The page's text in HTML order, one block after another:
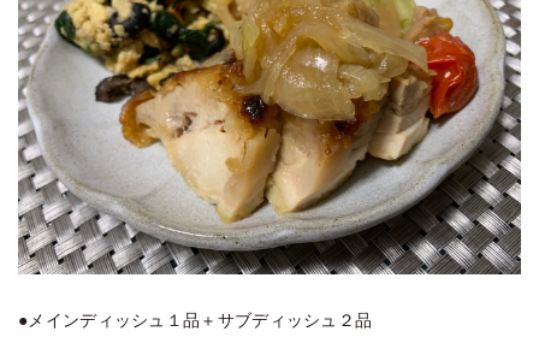
●メインディッシュ１品＋サブディッシュ２品